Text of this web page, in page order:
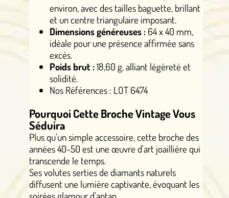
environ, avec des tailles baguette, brillant
et un centre triangulaire imposant.
Dimensions généreuses : 64 x 40 mm,
idéale pour une présence affirmée sans
excès.
Poids brut :18,60 g, alliant légèreté et
solidité.
Nos Références : LOT 6474
Pourquoi Cette Broche Vintage Vous
Séduira
Plus qu'un simple accessoire, cette broche des
années 40-50 est une œuvre d'art joaillière qui
transcende le temps.
Ses volutes serties de diamants naturels
diffusent une lumière captivante, évoquant les